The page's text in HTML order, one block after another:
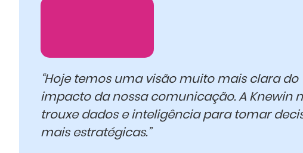
“Hoje temos uma visão muito mais clara do
impacto da nossa comunicação. A Knewin
trouxe dados e inteligência para tomar
mais estratégicas.”